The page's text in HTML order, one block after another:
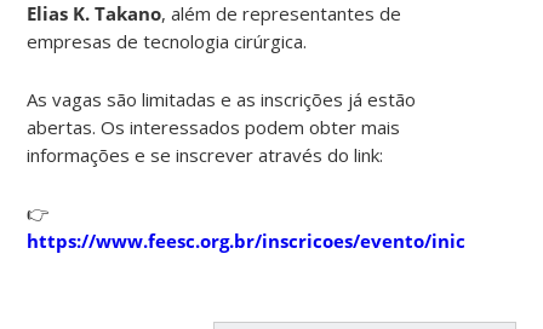
Elias K. Takano, além de representantes de
empresas de tecnologia cirúrgica.
As vagas são limitadas e as inscrições já estão
abertas. Os interessados podem obter mais
informações e se inscrever através do link:
👉
https://www.feesc.org.br/inscricoes/evento/